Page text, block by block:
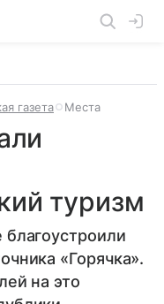
газета Места
туризм
«Горячка».
на это